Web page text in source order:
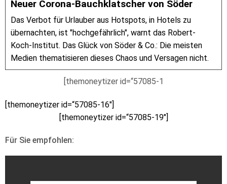
Neuer Corona-Bauchklatscher von Söder
Das Verbot für Urlauber aus Hotspots, in Hotels zu
übernachten, ist "hochgefährlich", warnt das Robert-
Koch-Institut. Das Glück von Söder & Co.: Die meisten
Medien thematisieren dieses Chaos und Versagen nicht.
[themoneytizer id=“57085-1
[themoneytizer id=“57085-16″]
[themoneytizer id=“57085-19″]
Für Sie empfohlen: